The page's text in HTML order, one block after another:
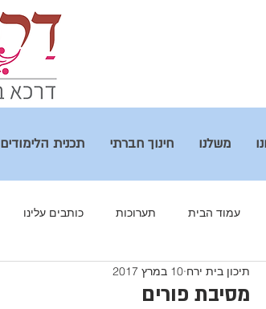
משלנו חינוך חברתי תכנית הלימודים
עמוד הבית תערוכות כותבים עלינו
מולד ירח הבוגרים שלנו
מסיבת פורים
תיכון בית ירח 10 במרץ 2017